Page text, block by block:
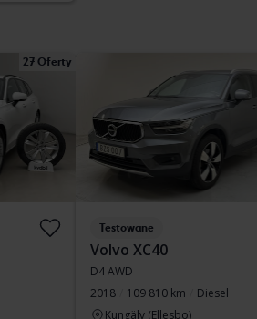
27 Oferty
Testowane
Volvo XC40
D4 AWD
2018
109 810 km
Diesel
Kungälv (Ellesbo)